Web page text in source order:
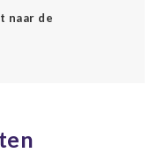
naar de